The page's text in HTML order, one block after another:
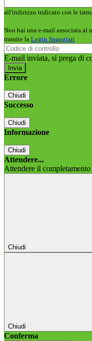
all'indirizzo indicato con le
Non hai una e-mail associata al
tramite la Login Spaggiari
E-mail inviata, si prega di
Errore
Chiudi
Successo
Chiudi
Informazione
Chiudi
Attendere...
Attendere il
Chiudi
Chiudi
Conferma